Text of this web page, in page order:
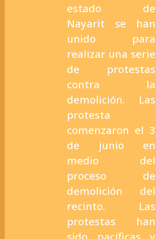
estado de
Nayarit se han
unido para
realizar una serie
de protestas
contra la
demolición. Las
protesta
comenzaron el 3
de junio en
medio del
proceso de
demolición del
recinto. Las
protestas han